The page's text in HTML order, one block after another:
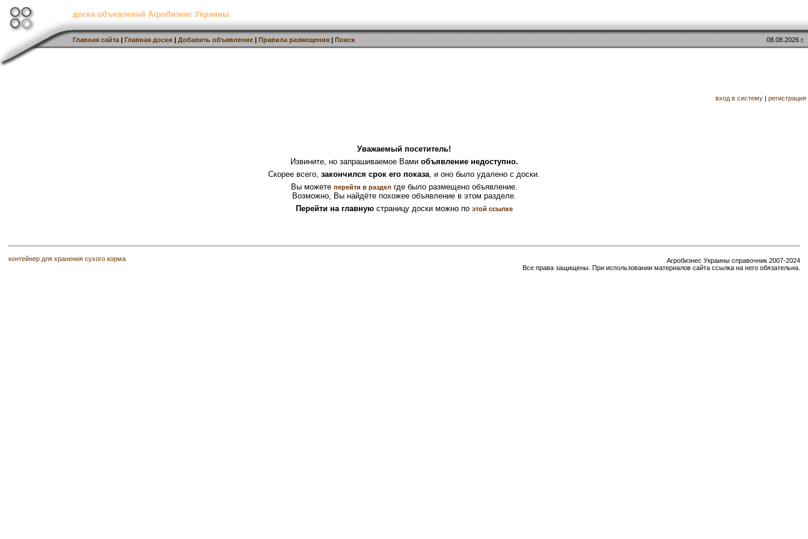
доска объявлений Агробизнес Украины
Главная сайта | Главная доски | Добавить объявление | Правила размещения | Поиск 08.08.2026 г.
вход в систему | регистрация
Уважаемый посетитель!
Извините, но запрашиваемое Вами объявление недоступно.
Скорее всего, закончился срок его показа, и оно было удалено с доски.
Вы можете перейти в разделгде было размещено объявление.
Возможно, Вы найдёте похожее объявление в этом разделе.
Перейти на главнуюстраницу доски можно по этой ссылке
контейнер для хранения сухого корма
Агробизнес Украины справочник 2007-2024
Все права защищены. При использовании материалов сайта ссылка на него обязательна.